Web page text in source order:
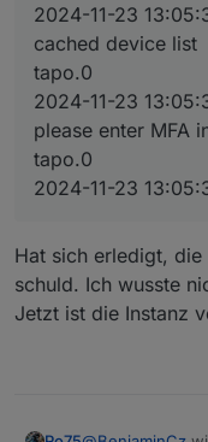
2024-11-23
cached device list
tapo.0
2024-11-23
please enter MFA
tapo.0
2024-11-23
Hat sich erledigt,
schuld. Ich wusste
Jetzt ist die Instanz